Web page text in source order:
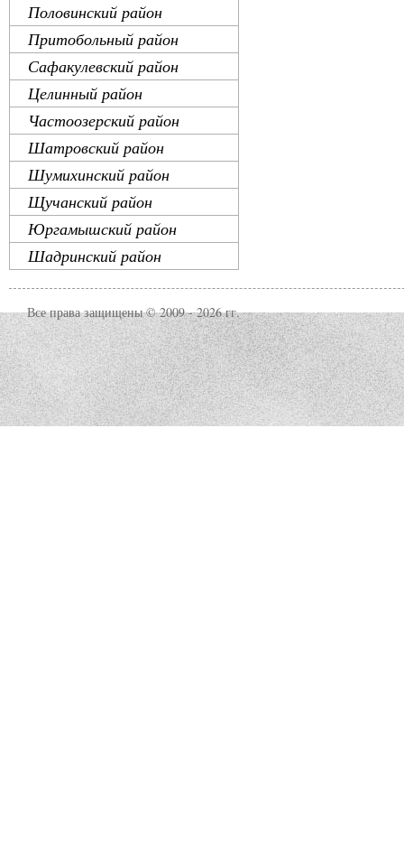
Половинский район
Притобольный район
Сафакулевский район
Целинный район
Частоозерский район
Шатровский район
Шумихинский район
Щучанский район
Юргамышский район
Шадринский район
Все права защищены © 2009 - 2026 гг.